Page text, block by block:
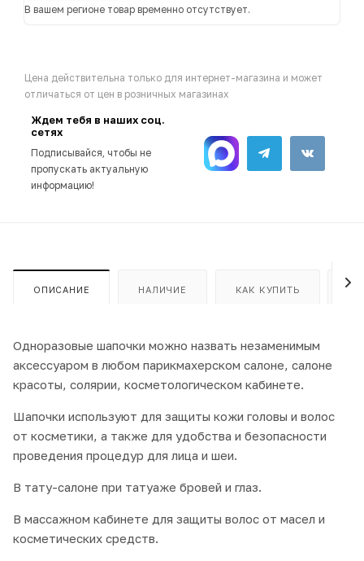
В вашем регионе товар временно отсутствует.
Цена действительна только для интернет-магазина и может
отличаться от цен в розничных магазинах
Ждем тебя в наших соц.
сетях
Подписывайся, чтобы не
пропускать актуальную
информацию!
ОПИСАНИЕ НАЛИЧИЕ КАК КУПИТЬ
Одноразовые шапочки можно назвать незаменимым
аксессуаром в любом парикмахерском салоне, салоне
красоты, солярии, косметологическом кабинете.
Шапочки используют для защиты кожи головы и волос
от косметики, а также для удобства и безопасности
проведения процедур для лица и шеи.
В тату-салоне при татуаже бровей и глаз.
В массажном кабинете для защиты волос от масел и
косметических средств.